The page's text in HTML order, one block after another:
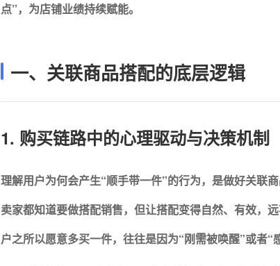
点”，为店铺业绩持续赋能。
一、关联商品搭配的底层逻辑
1. 购买链路中的心理驱动与决策机制
理解用户为何会产生“顺手带一件”的行为，是做好关联商
卖家都知道要做搭配销售，但让搭配变得自然、有效，
户之所以愿意多买一件，往往是因为“刚需被唤醒”或者“